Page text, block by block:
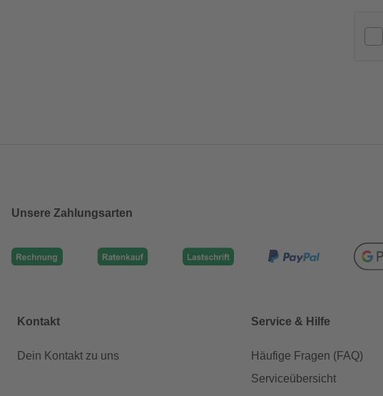
Unsere Zahlungsarten
Kontakt
Dein Kontakt zu uns
Service & Hilfe
Häufige Fragen (FAQ)
Serviceübersicht